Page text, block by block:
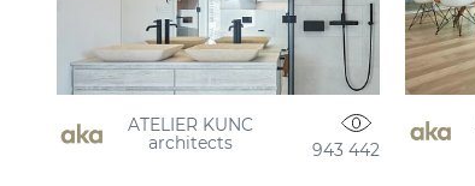
ATELIER KUNC
architects
943 442